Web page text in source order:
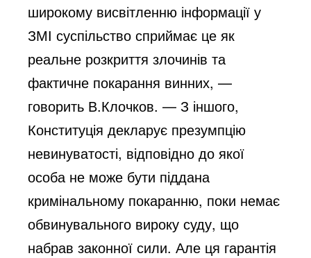
широкому висвітленню інформації у
ЗМІ суспільство сприймає це як
реальне розкриття злочинів та
фактичне покарання винних, —
говорить В.Клочков. — З іншого,
Конституція декларує презумпцію
невинуватості, відповідно до якої
особа не може бути піддана
кримінальному покаранню, поки немає
обвинувального вироку суду, що
набрав законної сили. Але ця гарантія